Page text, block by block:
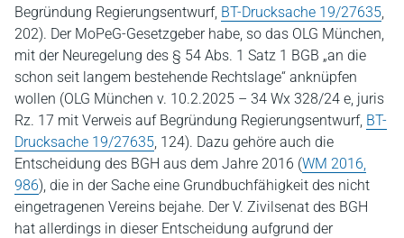
Begründung Regierungsentwurf, BT-Drucksache 19/27635,
202). Der MoPeG-Gesetzgeber habe, so das OLG München,
mit der Neuregelung des § 54 Abs. 1 Satz 1 BGB „an die
schon seit langem bestehende Rechtslage“ anknüpfen
wollen (OLG München v. 10.2.2025 – 34 Wx 328/24 e, juris
Rz. 17 mit Verweis auf Begründung Regierungsentwurf, BT-
Drucksache 19/27635, 124). Dazu gehöre auch die
Entscheidung des BGH aus dem Jahre 2016 (WM 2016,
986), die in der Sache eine Grundbuchfähigkeit des nicht
eingetragenen Vereins bejahe. Der V. Zivilsenat des BGH
hat allerdings in dieser Entscheidung aufgrund der